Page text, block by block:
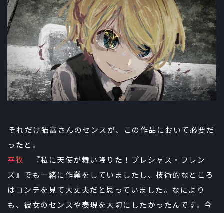
――それだけ猫富さんのセンスが、この作品において必要だ
ったと。
平牧 『私に天使が舞い降りた！プレシャス・フレン
ズ』でも一緒に作業をしていましたし、技術的なところ
はコンテを見て大丈夫だと思っていました。なにより
も、彼女のセンスや表現を大切にしたかったんです。今